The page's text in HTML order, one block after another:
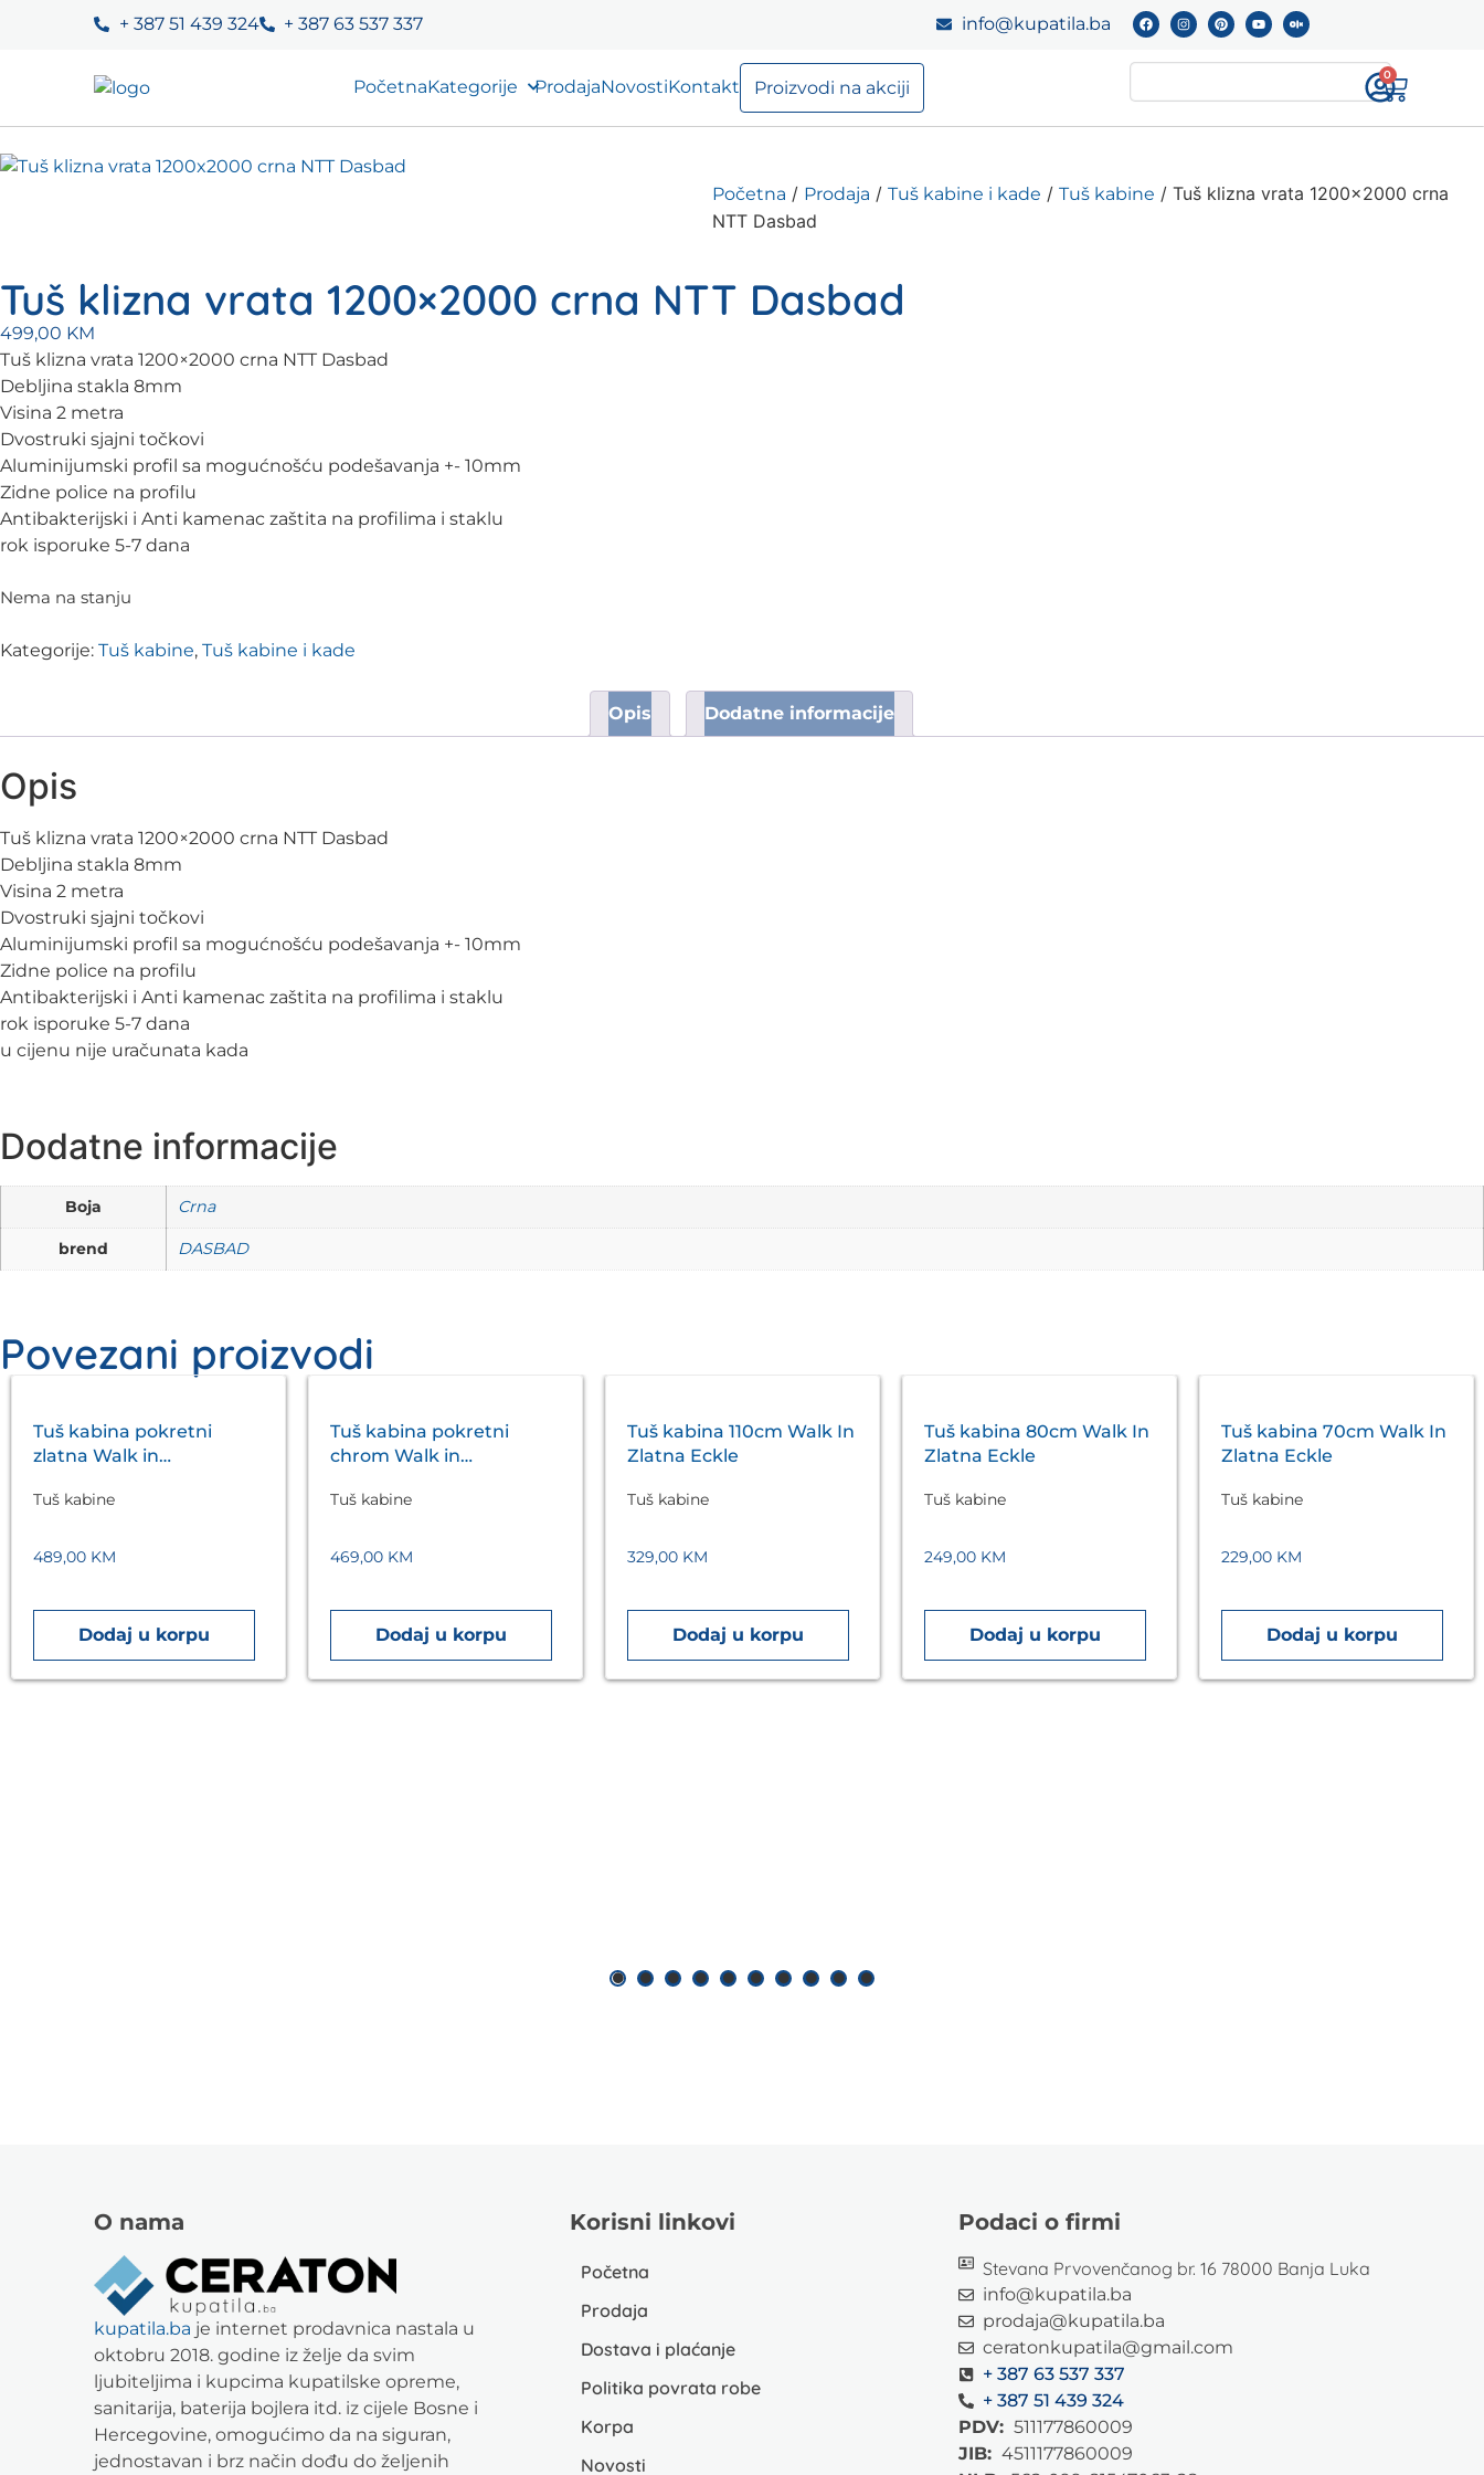
+ 387 51 439 324 + 387 63 537 337 info@kupatila.ba
PočetnaKategorije ProdajaNovostiKontakt Proizvodi na akciji
0
Početna / Prodaja /Tuš kabine i kade /Tuš kabine / Tuš klizna vrata 1200×2000 crna
NTT Dasbad
Tuš klizna vrata 1200×2000 crna NTT Dasbad
499,00 KM
Tuš klizna vrata 1200×2000 crna NTT Dasbad
Debljina stakla 8mm
Visina 2 metra
Dvostruki sjajni točkovi
Aluminijumski profil sa mogućnošću podešavanja +- 10mm
Zidne police na profilu
Antibakterijski i Anti kamenac zaštita na profilima i staklu
rok isporuke 5-7 dana
Nema na stanju
Kategorije: Tuš kabine, Tuš kabine i kade
Opis Dodatne informacije
Opis
Tuš klizna vrata 1200×2000 crna NTT Dasbad
Debljina stakla 8mm
Visina 2 metra
Dvostruki sjajni točkovi
Aluminijumski profil sa mogućnošću podešavanja +- 10mm
Zidne police na profilu
Antibakterijski i Anti kamenac zaštita na profilima i staklu
rok isporuke 5-7 dana
u cijenu nije uračunata kada
Dodatne informacije
Boja Crna
brend DASBAD
Povezani proizvodi
Tuš kabina pokretni
zlatna Walk in
Tuš kabine
489,00 KM
Dodaj u korpu
Tuš kabina pokretni
chrom Walk in
Tuš kabine
469,00 KM
Dodaj u korpu
Tuš kabina 110cm Walk In
Zlatna Eckle
Tuš kabine
329,00 KM
Dodaj u korpu
Tuš kabina 80cm Walk In
Zlatna Eckle
Tuš kabine
249,00 KM
Dodaj u korpu
Tuš kabina 70cm Walk In
Zlatna Eckle
Tuš kabine
229,00 KM
Dodaj u korpu
O nama
kupatila.ba je internet prodavnica nastala u
oktobru 2018. godine iz želje da svim
ljubiteljima i kupcima kupatilske opreme,
sanitarija, baterija bojlera itd. iz cijele Bosne i
Hercegovine, omogućimo da na siguran,
jednostavan i brz način dođu do željenih
Korisni linkovi
Početna
Prodaja
Dostava i plaćanje
Politika povrata robe
Korpa
Novosti
Podaci o firmi
Stevana Prvovenčanog br. 16 78000 Banja Luka
info@kupatila.ba
prodaja@kupatila.ba
ceratonkupatila@gmail.com
+ 387 63 537 337
+ 387 51 439 324
PDV: 511177860009
JIB: 4511177860009